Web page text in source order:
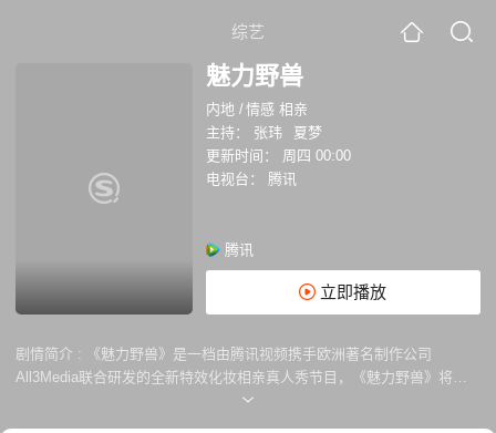
综艺
魅力野兽
内地 /情感 相亲
主持：
张玮
夏梦
更新时间：
周四 00:00
电视台：
腾讯
腾讯
立即播放
剧情简介 :
《魅力野兽》是一档由腾讯视频携手欧洲著名制作公司
All3Media联合研发的全新特效化妆相亲真人秀节目，《魅力野兽》将通
过好莱坞特效化妆术将约会男女变成长相夸张的“野兽”，他们将在无法看